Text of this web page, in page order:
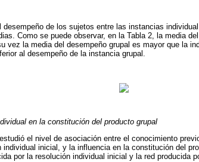
desempeño de los sujetos entre las instancias
Como se puede observar, en la Tabla 2, la media
vez la media del desempeño grupal es mayor que la
al desempeño de la instancia grupal.
en la constitución del producto grupal
el nivel de asociación entre el conocimiento
individual inicial, y la influencia en la constitución del
por la resolución individual inicial y la red producida